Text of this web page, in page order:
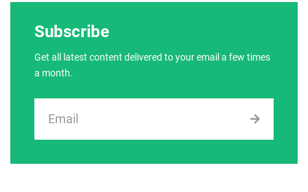
Subscribe
Get all latest content delivered to your email a few times
a month.